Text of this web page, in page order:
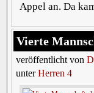
Appel an. Da
Vierte
veröffentlicht von
unterHerren 4